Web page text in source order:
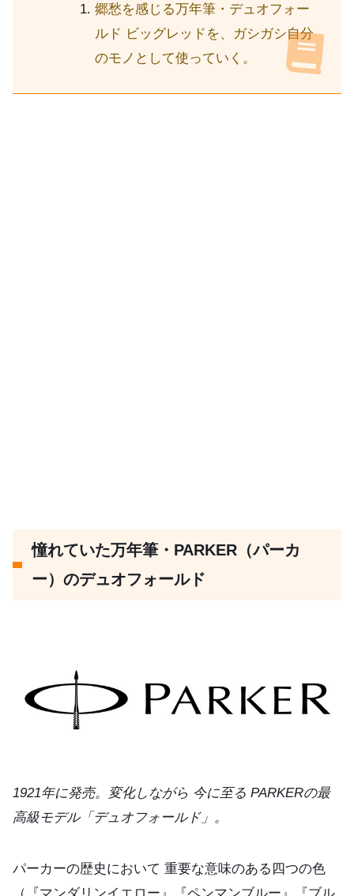
郷愁を感じる万年筆・デュオフォー
ルド ビッグレッドを、ガシガシ自分
のモノとして使っていく。
憧れていた万年筆・PARKER（パーカ
ー）のデュオフォールド
1921年に発売。変化しながら 今に至る PARKERの最
高級モデル「デュオフォールド」。
パーカーの歴史において 重要な意味のある四つの色